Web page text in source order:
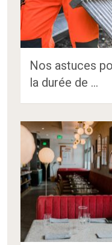
Nos astuces
la durée de …